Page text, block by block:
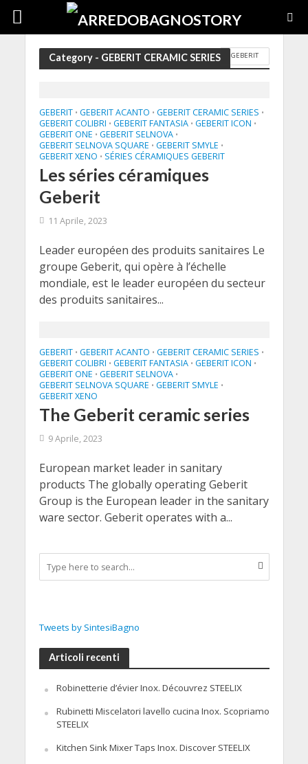
Category - GEBERIT CERAMIC SERIES GEBERIT
GEBERIT • GEBERIT ACANTO • GEBERIT CERAMIC SERIES •
GEBERIT COLIBRI • GEBERIT FANTASIA • GEBERIT ICON •
GEBERIT ONE • GEBERIT SELNOVA •
GEBERIT SELNOVA SQUARE • GEBERIT SMYLE •
GEBERIT XENO • SÉRIES CÉRAMIQUES GEBERIT
Les séries céramiques
Geberit
11 Aprile, 2023
Leader européen des produits sanitaires Le
groupe Geberit, qui opère à l’échelle
mondiale, est le leader européen du secteur
des produits sanitaires...
GEBERIT • GEBERIT ACANTO • GEBERIT CERAMIC SERIES •
GEBERIT COLIBRI • GEBERIT FANTASIA • GEBERIT ICON •
GEBERIT ONE • GEBERIT SELNOVA •
GEBERIT SELNOVA SQUARE • GEBERIT SMYLE •
GEBERIT XENO
The Geberit ceramic series
9 Aprile, 2023
European market leader in sanitary
products The globally operating Geberit
Group is the European leader in the sanitary
ware sector. Geberit operates with a...
Tweets by SintesiBagno
Articoli recenti
Robinetterie d’évier Inox. Découvrez STEELIX
Rubinetti Miscelatori lavello cucina Inox. Scopriamo
STEELIX
Kitchen Sink Mixer Taps Inox. Discover STEELIX